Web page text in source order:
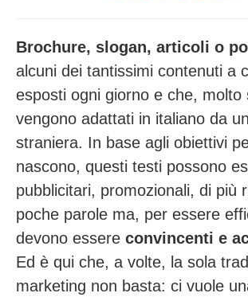
Brochure, slogan, articoli o
alcuni dei tantissimi contenuti a
esposti ogni giorno e che, molto
vengono adattati in italiano da
straniera. In base agli obiettivi
nascono, questi testi possono
pubblicitari, promozionali, di più
poche parole ma, per essere
devono essere convincenti e
Ed è qui che, a volte, la sola
marketing non basta: ci vuole